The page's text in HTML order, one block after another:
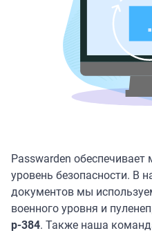
Passwarden
уровень безопасности. В
документов мы
военного уровня и
р-384. Также наша